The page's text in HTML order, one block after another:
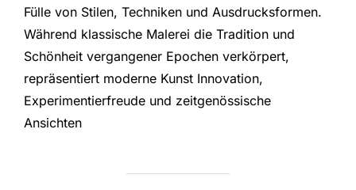
Fülle von Stilen, Techniken und Ausdrucksformen.
Während klassische Malerei die Tradition und
Schönheit vergangener Epochen verkörpert,
repräsentiert moderne Kunst Innovation,
Experimentierfreude und zeitgenössische
Ansichten